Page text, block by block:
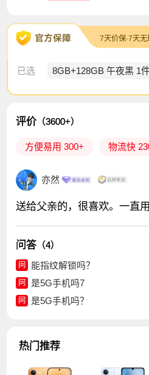
已选 8GB+128GB 午夜黑 1
评价 （3600+）
方便易用 300+ 物流快
亦然
送给父亲的，很喜欢。一直
问答 （4）
问 能指纹解锁吗？
问
是5G手机吗7
问
是5G手机吗？
热门推荐